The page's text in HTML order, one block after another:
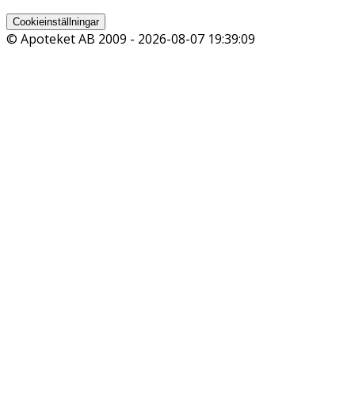
Cookieinställningar
© Apoteket AB 2009 - 2026-08-07 19:39:09